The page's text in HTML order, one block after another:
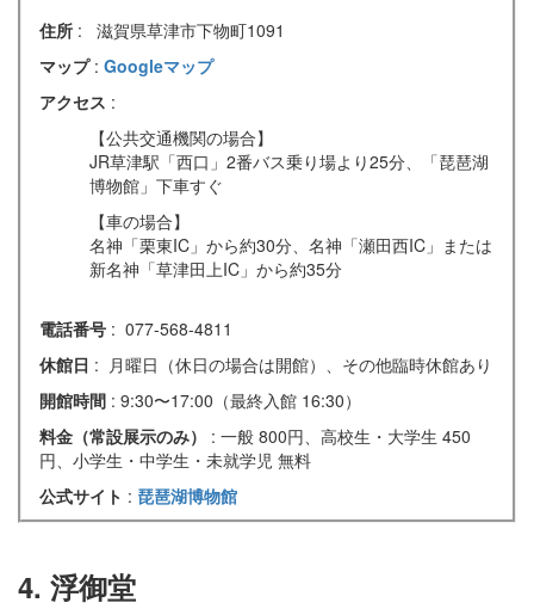
住所 : 滋賀県草津市下物町1091
マップ : Googleマップ
アクセス :
【公共交通機関の場合】
JR草津駅「西口」2番バス乗り場より25分、「琵琶湖
博物館」下車すぐ
【車の場合】
名神「栗東IC」から約30分、名神「瀬田西IC」または
新名神「草津田上IC」から約35分
電話番号 : 077-568-4811
休館日 : 月曜日（休日の場合は開館）、その他臨時休館あり
開館時間 : 9:30〜17:00（最終入館 16:30）
料金（常設展示のみ） : 一般 800円、高校生・大学生 450
円、小学生・中学生・未就学児 無料
公式サイト : 琵琶湖博物館
4. 浮御堂